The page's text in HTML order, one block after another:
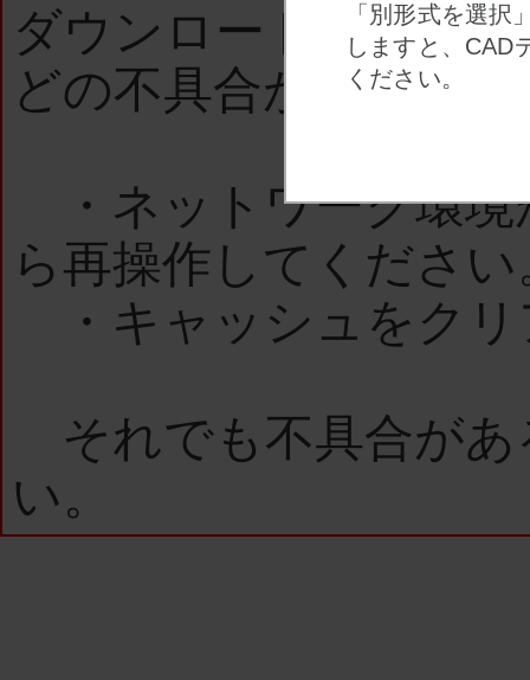
ダウンロードされな
どの不具合があった
・ネットワーク環境
ら再操作してください
・キャッシュをクリ
それでも不具合があ
い。
「別形式を選
しますと、CAD
ください。